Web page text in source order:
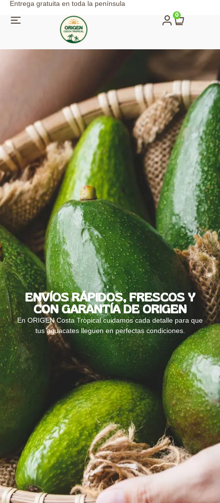
Entrega gratuita en toda la península
0
ENVÍOS RÁPIDOS, FRESCOS Y
CON GARANTÍA DE ORIGEN
En ORIGEN Costa Tropical cuidamos cada detalle para que
tus aguacates lleguen en perfectas condiciones.